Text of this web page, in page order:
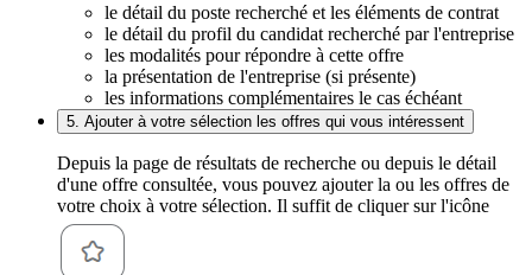
le détail du poste recherché et les éléments de contrat
le détail du profil du candidat recherché par l'entreprise
les modalités pour répondre à cette offre
la présentation de l'entreprise (si présente)
les informations complémentaires le cas échéant
5. Ajouter à votre sélection les offres qui vous intéressent
Depuis la page de résultats de recherche ou depuis le détail
d'une offre consultée, vous pouvez ajouter la ou les offres de
votre choix à votre sélection. Il suffit de cliquer sur l'icône